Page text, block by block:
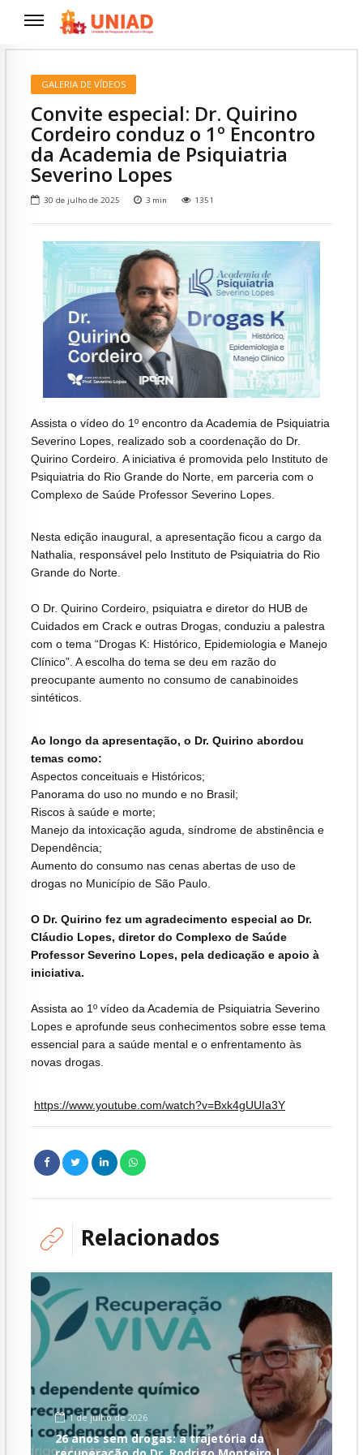
GALERIA DE VÍDEOS
Convite especial: Dr. Quirino
Cordeiro conduz o 1º Encontro
da Academia de Psiquiatria
Severino Lopes
30 de julho de 2025 3 min 1351
Assista o vídeo do 1º encontro da Academia de Psiquiatria
Severino Lopes, realizado sob a coordenação do Dr.
Quirino Cordeiro. A iniciativa é promovida pelo Instituto de
Psiquiatria do Rio Grande do Norte, em parceria com o
Complexo de Saúde Professor Severino Lopes.
Nesta edição inaugural, a apresentação ficou a cargo da
Nathalia, responsável pelo Instituto de Psiquiatria do Rio
Grande do Norte.
O Dr. Quirino Cordeiro, psiquiatra e diretor do HUB de
Cuidados em Crack e outras Drogas, conduziu a palestra
com o tema “Drogas K: Histórico, Epidemiologia e Manejo
Clínico”. A escolha do tema se deu em razão do
preocupante aumento no consumo de canabinoides
sintéticos.
Ao longo da apresentação, o Dr. Quirino abordou
temas como:
Aspectos conceituais e Históricos;
Panorama do uso no mundo e no Brasil;
Riscos à saúde e morte;
Manejo da intoxicação aguda, síndrome de abstinência e
Dependência;
Aumento do consumo nas cenas abertas de uso de
drogas no Município de São Paulo.
O Dr. Quirino fez um agradecimento especial ao Dr.
Cláudio Lopes, diretor do Complexo de Saúde
Professor Severino Lopes, pela dedicação e apoio à
iniciativa.
Assista ao 1º vídeo da Academia de Psiquiatria Severino
Lopes e aprofunde seus conhecimentos sobre esse tema
essencial para a saúde mental e o enfrentamento às
novas drogas.
https://www.youtube.com/watch?v=Bxk4gUUIa3Y
Relacionados
1 de julho de 2026
26 anos sem drogas: a trajetória da